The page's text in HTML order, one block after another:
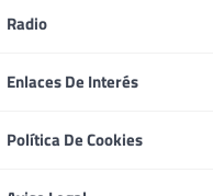
Radio
Enlaces De Interés
Política De Cookies